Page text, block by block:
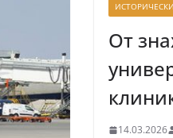
От
14.03.2026